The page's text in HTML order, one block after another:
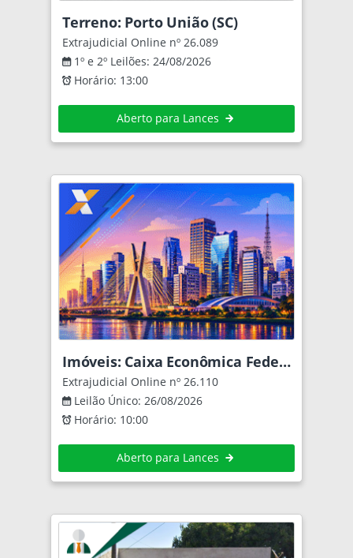
Terreno: Porto União (SC)
Extrajudicial Online nº 26.089
1º e 2º Leilões: 24/08/2026
Horário: 13:00
Aberto para Lances
Imóveis: Caixa Econômica Federal
Extrajudicial Online nº 26.110
Leilão Único: 26/08/2026
Horário: 10:00
Aberto para Lances